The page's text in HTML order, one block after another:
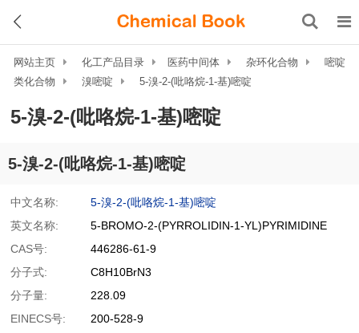
网站主页 化工产品目录 医药中间体 杂环化合物
嘧啶
类化合物
溴嘧啶 5-溴-2-(吡咯烷-1-基)嘧啶
5-溴-2-(吡咯烷-1-基)嘧啶
5-溴-2-(吡咯烷-1-基)嘧啶
中文名称:
5-溴-2-(吡咯烷-1-基)嘧啶
英文名称:
5-BROMO-2-(PYRROLIDIN-1-YL)PYRIMIDINE
CAS号:
446286-61-9
分子式:
C8H10BrN3
分子量:
228.09
EINECS号:
200-528-9